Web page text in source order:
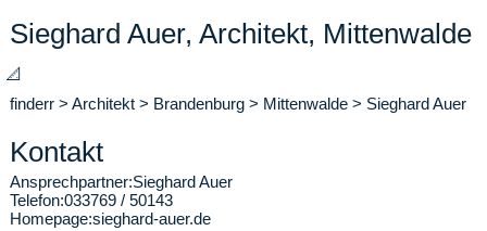
Sieghard Auer, Architekt, Mittenwalde
📐
finderr > Architekt > Brandenburg > Mittenwalde > Sieghard Auer
Kontakt
Ansprechpartner:Sieghard Auer
Telefon:033769 / 50143
Homepage:sieghard-auer.de